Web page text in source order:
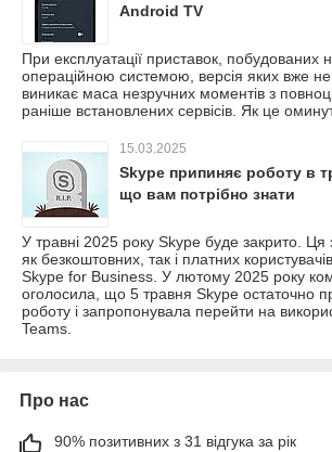
Android TV
При експлуатації приставок,
операційною системою, версія яких вже не
виникає маса незручних моментів з
раніше встановлених сервісів. Як це
15.03.2025
Skype припиняє роботу в
що вам потрібно знати
У травні 2025 року Skype буде закрито. Ця
як безкоштовних, так і платних
Skype for Business. У лютому 2025 року
оголосила, що 5 травня Skype остаточно
роботу і запропонувала перейти на
Teams.
Про нас
90% позитивних з 31 відгука за рік